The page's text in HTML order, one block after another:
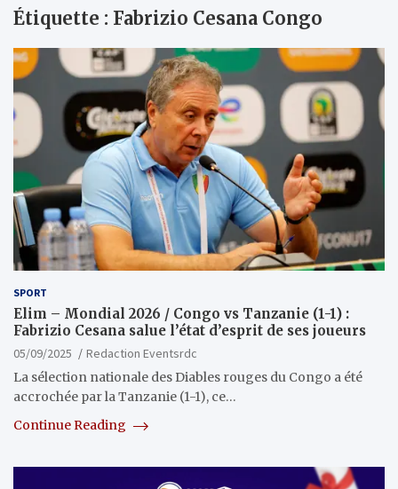
Étiquette : Fabrizio Cesana Congo
SPORT
Elim – Mondial 2026 / Congo vs Tanzanie (1-1) :
Fabrizio Cesana salue l’état d’esprit de ses joueurs
05/09/2025
Redaction Eventsrdc
La sélection nationale des Diables rouges du Congo a été
accrochée par la Tanzanie (1-1), ce…
Continue Reading